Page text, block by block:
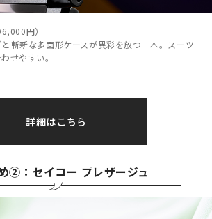
円）
斬新な多面形ケースが異彩を放つ一本。スーツ
せやすい。
詳細はこちら
②：セイコー プレザージュ